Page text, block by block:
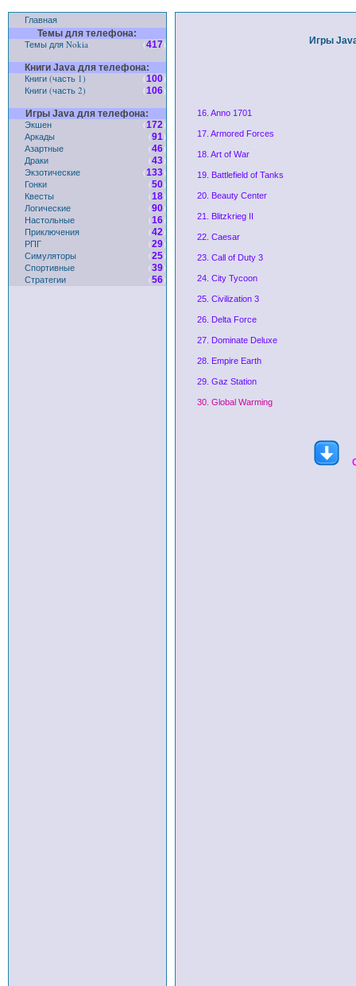
Главная
Темы для телефона:
Темы для Nokia (417)
Книги Java для телефона:
Книги (часть 1) (100)
Книги (часть 2)
(106)
Игры Java для телефона:
Экшен (172)
Аркады
(91)
Азартные
(46)
Драки
(43)
Экзотические
(133)
Гонки
(50)
Квесты
(18)
Логические
(90)
Настольные
(16)
Приключения
(42)
РПГ
(29)
Симуляторы
(25)
Спортивные
(39)
Стратегии
(56)
Игры
16. Anno 1701
17. Armored Forces
18. Art of War
19. Battlefield of Tanks
20. Beauty Center
21. Blitzkrieg II
22. Caesar
23. Call of Duty 3
24. City Tycoon
25. Civilization 3
26. Delta Force
27. Dominate Deluxe
28. Empire Earth
29. Gaz Station
30. Global Warming